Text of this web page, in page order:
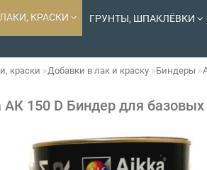
ЛАКИ, КРАСКИ ГРУНТЫ, ШПАКЛЁВКИ
краски Добавки в лак и краску Биндеры
АК 150 D Биндер для базовых